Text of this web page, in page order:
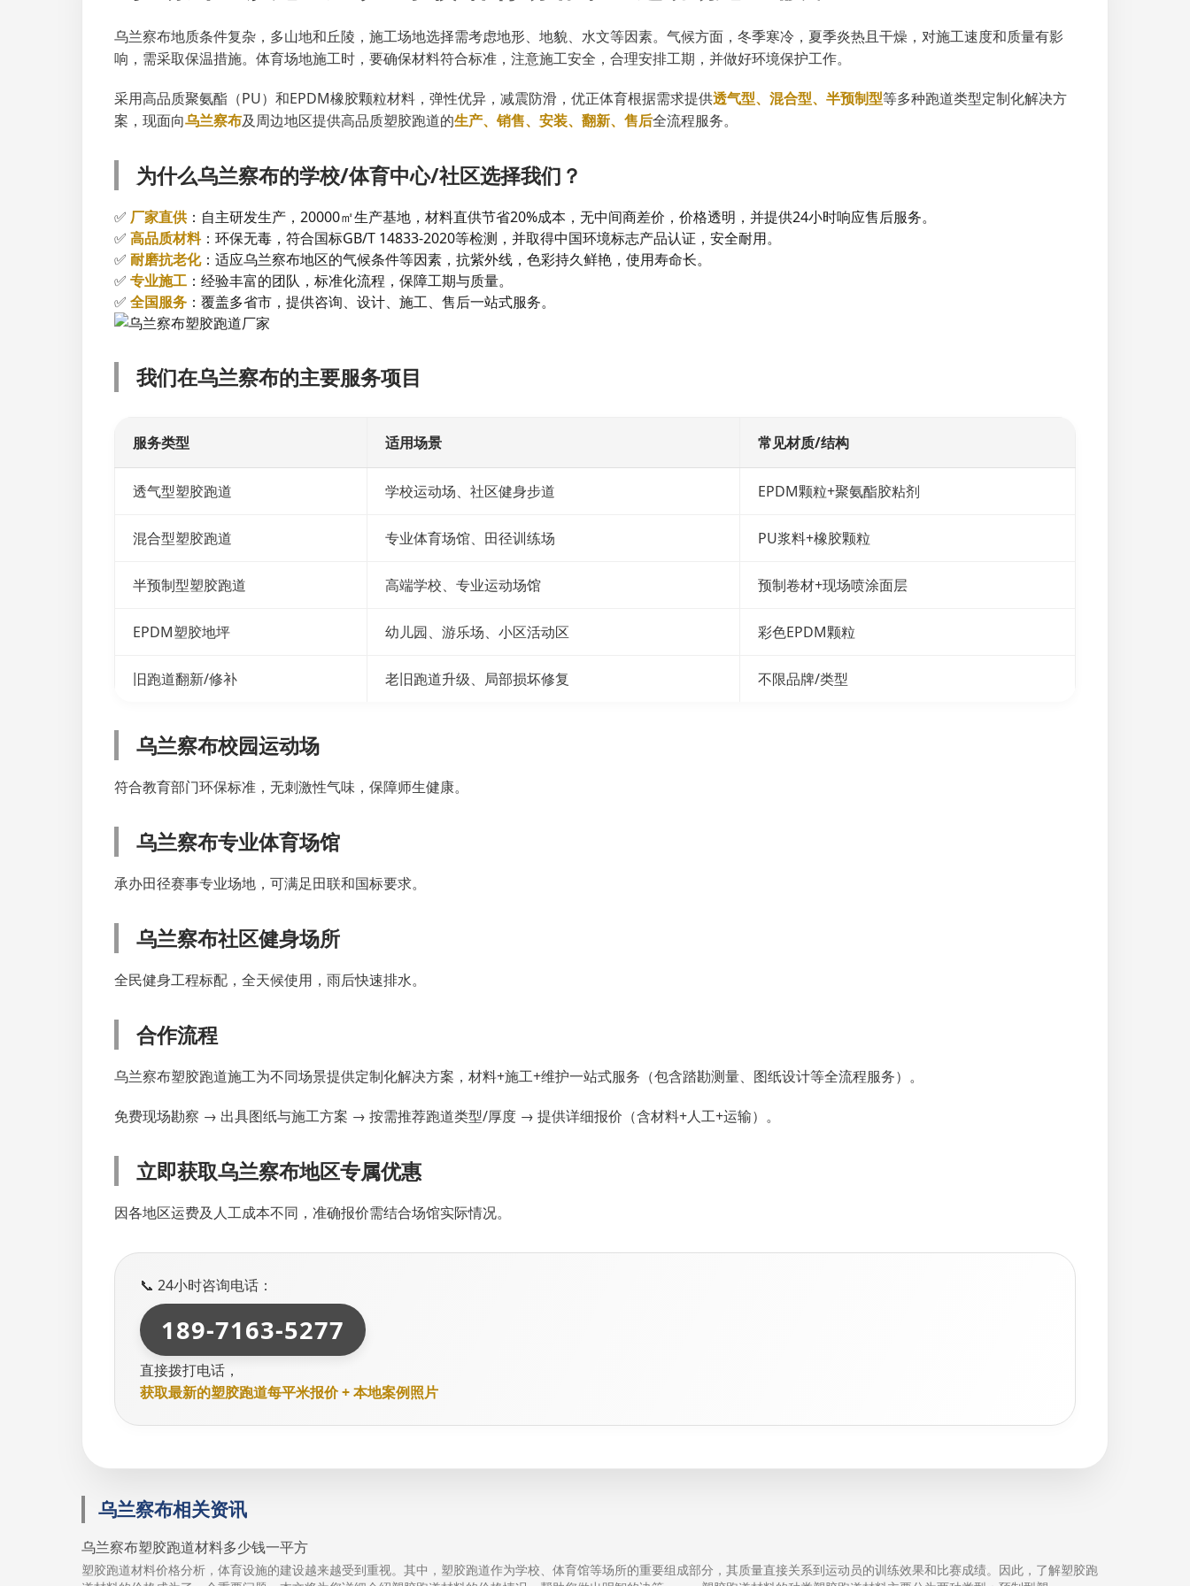
乌兰察布地质条件复杂，多山地和丘陵，施工场地选择需考虑地形、地貌、水文等因素。气候方面，冬季寒冷，夏季炎热且干燥，对施工速度和质量有影
响，需采取保温措施。体育场地施工时，要确保材料符合标准，注意施工安全，合理安排工期，并做好环境保护工作。
采用高品质聚氨酯（PU）和EPDM橡胶颗粒材料，弹性优异，减震防滑，优正体育根据需求提供透气型、混合型、半预制型等多种跑道类型定制化解决方
案，现面向乌兰察布及周边地区提供高品质塑胶跑道的生产、销售、安装、翻新、售后全流程服务。
为什么乌兰察布的学校/体育中心/社区选择我们？
✅ 厂家直供：自主研发生产，20000㎡生产基地，材料直供节省20%成本，无中间商差价，价格透明，并提供24小时响应售后服务。
✅ 高品质材料：环保无毒，符合国标GB/T 14833-2020等检测，并取得中国环境标志产品认证，安全耐用。
✅ 耐磨抗老化：适应乌兰察布地区的气候条件等因素，抗紫外线，色彩持久鲜艳，使用寿命长。
✅ 专业施工 ：经验丰富的团队，标准化流程，保障工期与质量。
✅ 全国服务 ：覆盖多省市，提供咨询、设计、施工、售后一站式服务。
我们在乌兰察布的主要服务项目
服务类型 适用场景 常见材质/结构
透气型塑胶跑道 学校运动场、社区健身步道 EPDM颗粒+聚氨酯胶粘剂
混合型塑胶跑道 专业体育场馆、田径训练场 PU浆料+橡胶颗粒
半预制型塑胶跑道 高端学校、专业运动场馆 预制卷材+现场喷涂面层
EPDM塑胶地坪 幼儿园、游乐场、小区活动区 彩色EPDM颗粒
旧跑道翻新/修补 老旧跑道升级、局部损坏修复 不限品牌/类型
乌兰察布校园运动场
符合教育部门环保标准，无刺激性气味，保障师生健康。
乌兰察布专业体育场馆
承办田径赛事专业场地，可满足田联和国标要求。
乌兰察布社区健身场所
全民健身工程标配，全天候使用，雨后快速排水。
合作流程
乌兰察布塑胶跑道施工为不同场景提供定制化解决方案，材料+施工+维护一站式服务（包含踏勘测量、图纸设计等全流程服务）。
免费现场勘察 → 出具图纸与施工方案 → 按需推荐跑道类型/厚度 → 提供详细报价（含材料+人工+运输）。
立即获取乌兰察布地区专属优惠
因各地区运费及人工成本不同，准确报价需结合场馆实际情况。
📞 24小时咨询电话：
189-7163-5277
直接拨打电话，
获取最新的塑胶跑道每平米报价 + 本地案例照片
乌兰察布相关资讯
乌兰察布塑胶跑道材料多少钱一平方
塑胶跑道材料价格分析，体育设施的建设越来越受到重视。其中，塑胶跑道作为学校、体育馆等场所的重要组成部分，其质量直接关系到运动员的训练效果和比赛成绩。因此，了解塑胶跑